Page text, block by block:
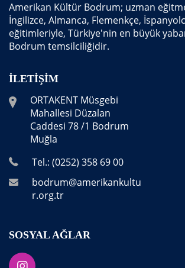
Amerikan Kültür Bodrum; uzman
İngilizce, Almanca, Flemenkçe,
eğitimleriyle, Türkiye'nin en büyük
Bodrum temsilciliğidir.
İLETIŞIM
ORTAKENT Müsgebi
Mahallesi Düzalan
Caddesi 78 /1 Bodrum
Muğla
Tel.: (0252) 358 69 00
bodrum@amerikankultu
r.org.tr
SOSYAL AĞLAR